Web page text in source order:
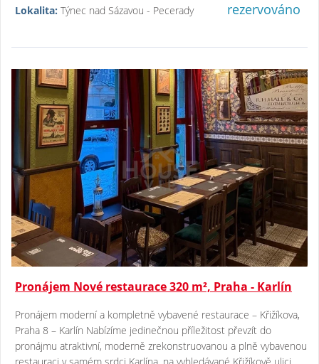
Lokalita: Týnec nad Sázavou - Pecerady rezervováno
Pronájem Nové restaurace 320 m², Praha - Karlín
Pronájem moderní a kompletně vybavené restaurace – Křižíkova,
Praha 8 – Karlín Nabízíme jedinečnou příležitost převzít do
pronájmu atraktivní, moderně zrekonstruovanou a plně vybavenou
restauraci v samém srdci Karlína, na vyhledávané Křižíkově ulici.